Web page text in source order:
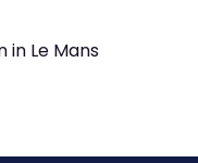
in Le Mans